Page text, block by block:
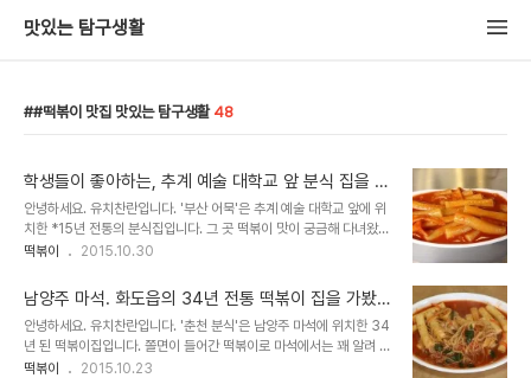
맛있는 탐구생활
#떡볶이 맛집 맛있는 탐구생활 48
학생들이 좋아하는, 추계 예술 대학교 앞 분식 집을 가
봤더니- 부산어묵
안녕하세요. 유치찬란입니다. '부산 어묵'은 추계 예술 대학교 앞에 위
치한 *15년 전통의 분식집입니다. 그 곳 떡볶이 맛이 궁금해 다녀왔습
니다. * 명지대학교와 초등학교 앞에서 5년, 추계예술대학교에서 10
문 앞에 위치해 ..
떡볶이 2015.10.30
남양주 마석. 화도읍의 34년 전통 떡볶이 집을 가봤
더니 - 춘천 분식
안녕하세요. 유치찬란입니다. '춘천 분식'은 남양주 마석에 위치한 34
년 된 떡볶이집입니다. 쫄면이 들어간 떡볶이로 마석에서는 꽤 알려 진
곳이라고 하는데요. 그 곳 떡볶이 맛이 궁금해 찾아가봤습니다. 2015
떡볶이 2015.10.23